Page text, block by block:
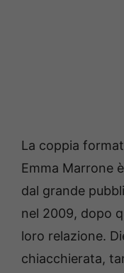
La coppia
Emma Marrone
dal grande
nel 2009, dopo
loro relazione.
chiacchierata,